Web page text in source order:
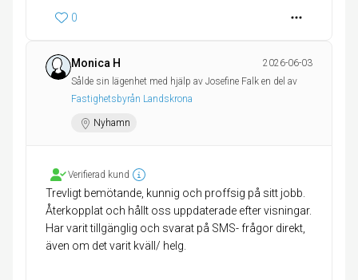
0
Monica H
2026-06-03
Sålde sin lägenhet med hjälp av Josefine Falk en del av
Fastighetsbyrån Landskrona
Nyhamn
Verifierad kund
Trevligt bemötande, kunnig och proffsig på sitt jobb.
Återkopplat och hållt oss uppdaterade efter visningar.
Har varit tillgänglig och svarat på SMS- frågor direkt,
även om det varit kväll/ helg.